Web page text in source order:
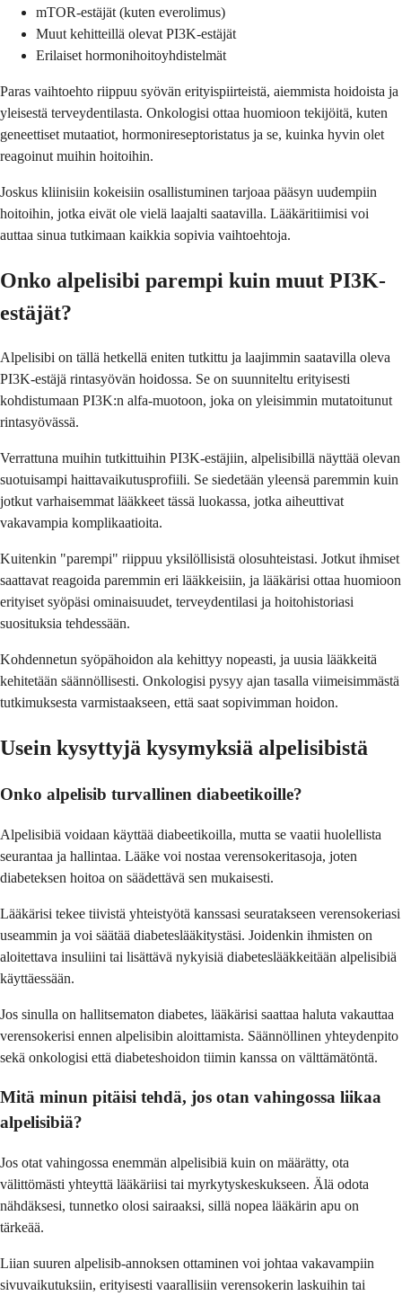
mTOR-estäjät (kuten everolimus)
Muut kehitteillä olevat PI3K-estäjät
Erilaiset hormonihoitoyhdistelmät
Paras vaihtoehto riippuu syövän erityispiirteistä, aiemmista hoidoista ja
yleisestä terveydentilasta. Onkologisi ottaa huomioon tekijöitä, kuten
geneettiset mutaatiot, hormonireseptoristatus ja se, kuinka hyvin olet
reagoinut muihin hoitoihin.
Joskus kliinisiin kokeisiin osallistuminen tarjoaa pääsyn uudempiin
hoitoihin, jotka eivät ole vielä laajalti saatavilla. Lääkäritiimisi voi
auttaa sinua tutkimaan kaikkia sopivia vaihtoehtoja.
Onko alpelisibi parempi kuin muut PI3K-
estäjät?
Alpelisibi on tällä hetkellä eniten tutkittu ja laajimmin saatavilla oleva
PI3K-estäjä rintasyövän hoidossa. Se on suunniteltu erityisesti
kohdistumaan PI3K:n alfa-muotoon, joka on yleisimmin mutatoitunut
rintasyövässä.
Verrattuna muihin tutkittuihin PI3K-estäjiin, alpelisibillä näyttää olevan
suotuisampi haittavaikutusprofiili. Se siedetään yleensä paremmin kuin
jotkut varhaisemmat lääkkeet tässä luokassa, jotka aiheuttivat
vakavampia komplikaatioita.
Kuitenkin "parempi" riippuu yksilöllisistä olosuhteistasi. Jotkut ihmiset
saattavat reagoida paremmin eri lääkkeisiin, ja lääkärisi ottaa huomioon
erityiset syöpäsi ominaisuudet, terveydentilasi ja hoitohistoriasi
suosituksia tehdessään.
Kohdennetun syöpähoidon ala kehittyy nopeasti, ja uusia lääkkeitä
kehitetään säännöllisesti. Onkologisi pysyy ajan tasalla viimeisimmästä
tutkimuksesta varmistaakseen, että saat sopivimman hoidon.
Usein kysyttyjä kysymyksiä alpelisibistä
Onko alpelisib turvallinen diabeetikoille?
Alpelisibiä voidaan käyttää diabeetikoilla, mutta se vaatii huolellista
seurantaa ja hallintaa. Lääke voi nostaa verensokeritasoja, joten
diabeteksen hoitoa on säädettävä sen mukaisesti.
Lääkärisi tekee tiivistä yhteistyötä kanssasi seuratakseen verensokeriasi
useammin ja voi säätää diabeteslääkitystäsi. Joidenkin ihmisten on
aloitettava insuliini tai lisättävä nykyisiä diabeteslääkkeitään alpelisibiä
käyttäessään.
Jos sinulla on hallitsematon diabetes, lääkärisi saattaa haluta vakauttaa
verensokerisi ennen alpelisibin aloittamista. Säännöllinen yhteydenpito
sekä onkologisi että diabeteshoidon tiimin kanssa on välttämätöntä.
Mitä minun pitäisi tehdä, jos otan vahingossa liikaa
alpelisibiä?
Jos otat vahingossa enemmän alpelisibiä kuin on määrätty, ota
välittömästi yhteyttä lääkäriisi tai myrkytyskeskukseen. Älä odota
nähdäksesi, tunnetko olosi sairaaksi, sillä nopea lääkärin apu on
tärkeää.
Liian suuren alpelisib-annoksen ottaminen voi johtaa vakavampiin
sivuvaikutuksiin, erityisesti vaarallisiin verensokerin laskuihin tai